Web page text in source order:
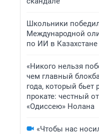
Школьники
Международной
по ИИ в Казахстане
«Никого нельзя
чем главный
года, который бьет
прокате: честный
«Одиссею» Нолана
«Чтобы нас